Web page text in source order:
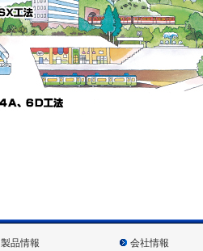
製品情報
会社情報